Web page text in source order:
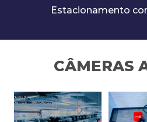
Estacionamento
CÂMERAS